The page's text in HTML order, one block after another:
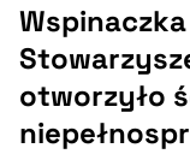
otworzyło